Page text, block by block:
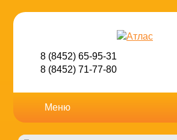
8 (8452) 65-95-31
8 (8452) 71-77-80
Меню